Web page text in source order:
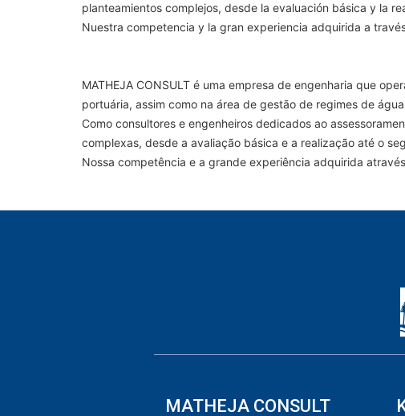
planteamientos complejos, desde la evaluación básica y la
Nuestra competencia y la gran experiencia adquirida a
MATHEJA CONSULT é uma empresa de engenharia que
portuária, assim como na área de gestão de regimes de
Como consultores e engenheiros dedicados ao
complexas, desde a avaliação básica e a realização até o
Nossa competência e a grande experiência adquirida
MATHEJA CONSULT